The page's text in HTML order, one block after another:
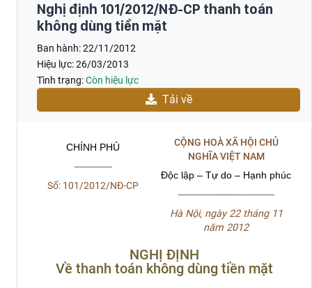
Nghị định 101/2012/NĐ-CP thanh toán
không dùng tiền mặt
Ban hành:22/11/2012
Hiệu lực:26/03/2013
Tình trạng:Còn hiệu lực
Tải về
CHÍNH PHỦ
Số: 101/2012/NĐ-CP
CỘNG HOÀ XÃ HỘI CHỦ
NGHĨA VIỆT NAM
Độc lập – Tự do – Hạnh phúc
Hà Nội, ngày 22 tháng 11
năm 2012
NGHỊ ĐỊNH
Về thanh toán không dùng tiền mặt